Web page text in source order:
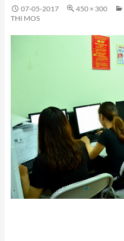
07-05-2017 450 × 300
THI MOS